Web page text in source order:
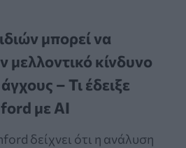
μπορεί να
μελλοντικό κίνδυνο
– Τι έδειξε
με AI
δείχνει ότι η ανάλυση